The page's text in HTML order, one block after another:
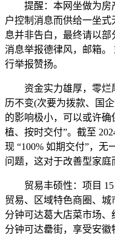
提醒：本网坐做为房
户控制消息而供给一坐
息并非告白，最终请以
消息举报德律风，邮箱
行举报赞扬。
资金实力雄厚，零烂
历不变(次要为拨款、国
的影响极小，可以或许
植、按时交付”。截至
现 “100% 如期交付”，无
问题，这对于改善型家庭
贸易丰硕性：项目 15
贸易、区域特色商圈、
分钟可达葛大店菜市场
分钟可达罍街，享受安徽